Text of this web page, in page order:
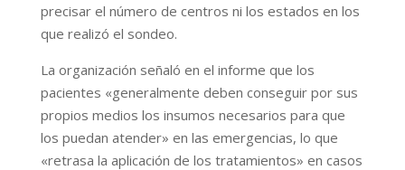
precisar el número de centros ni los estados en los
que realizó el sondeo.
La organización señaló en el informe que los
pacientes «generalmente deben conseguir por sus
propios medios los insumos necesarios para que
los puedan atender» en las emergencias, lo que
«retrasa la aplicación de los tratamientos» en casos